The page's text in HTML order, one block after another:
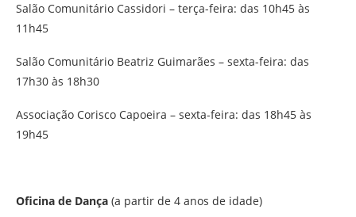
Salão Comunitário Cassidori – terça-feira: das 10h45 às
11h45
Salão Comunitário Beatriz Guimarães – sexta-feira: das
17h30 às 18h30
Associação Corisco Capoeira – sexta-feira: das 18h45 às
19h45
Oficina de Dança (a partir de 4 anos de idade)